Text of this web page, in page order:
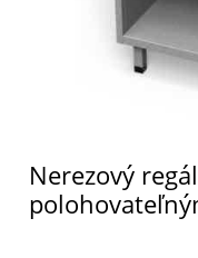
Nerezový